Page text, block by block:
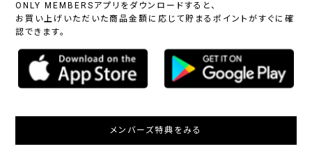
ONLY MEMBERSアプリをダウンロードすると、
お買い上げいただいた商品金額に応じて貯まるポイントがすぐに確
認できます。
メンバーズ特典をみる